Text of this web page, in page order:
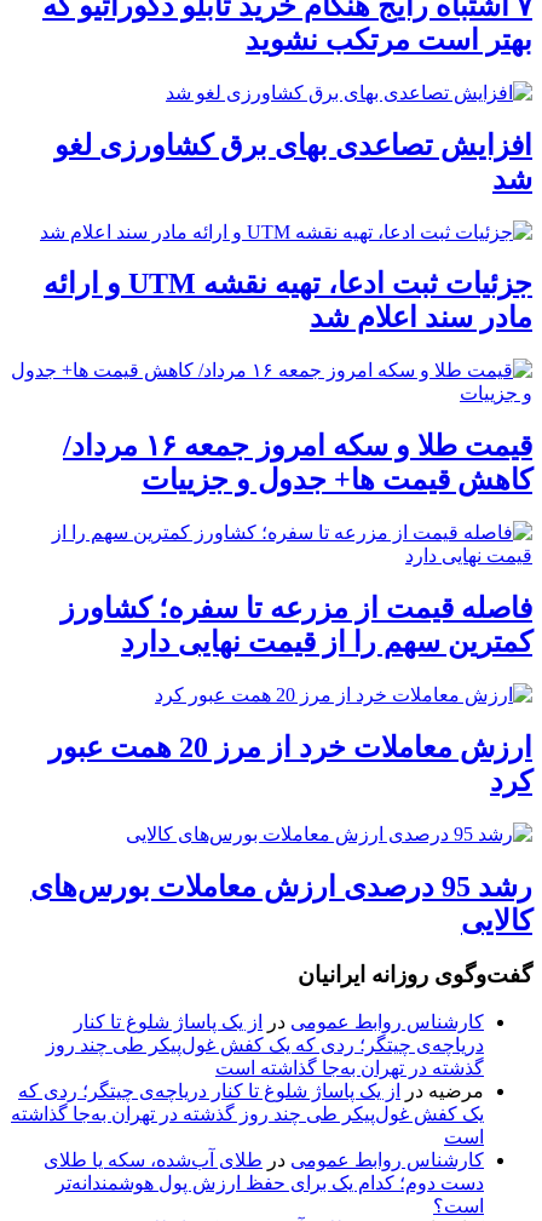
بهتر است مرتکب نشوید
افزایش تصاعدی بهای برق کشاورزی لغو
شد
جزئیات ثبت ادعا، تهیه نقشه UTM و ارائه
مادر سند اعلام شد
قیمت طلا و سکه امروز جمعه ۱۶ مرداد/
کاهش قیمت ها+ جدول و جزییات
فاصله قیمت از مزرعه تا سفره؛ کشاورز
کمترین سهم را از قیمت نهایی دارد
ارزش معاملات خرد از مرز 20 همت عبور
کرد
رشد 95 درصدی ارزش معاملات بورس‌های
کالایی
گفت‌وگوی روزانه ایرانیان
کارشناس روابط عمومی در
از یک پاساژ شلوغ تا کنار
دریاچه‌ی چیتگر؛ ردی که یک کفش غول‌پیکر طی چند روز
گذشته در تهران به‌جا گذاشته است
مرضیه در
از یک پاساژ شلوغ تا کنار دریاچه‌ی چیتگر؛ ردی که
یک کفش غول‌پیکر طی چند روز گذشته در تهران به‌جا گذاشته
است
کارشناس روابط عمومی در طلای آب‌شده، سکه یا طلای
دست دوم؛ کدام یک برای حفظ ارزش پول هوشمندانه‌تر
است؟